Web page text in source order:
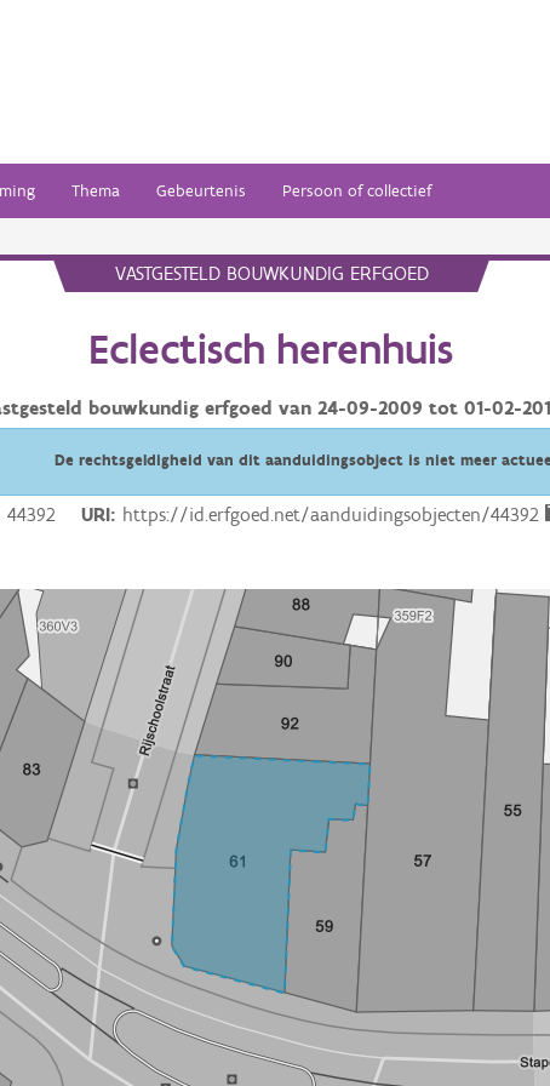
Thema Gebeurtenis Persoon of collectief
VASTGESTELD BOUWKUNDIG ERFGOED
Eclectisch herenhuis
bouwkundig erfgoed van 24-09-2009 tot 01-02-
De rechtsgeldigheid van dit aanduidingsobject is niet meer
44392 URI https://id.erfgoed.net/aanduidingsobjecten/44392